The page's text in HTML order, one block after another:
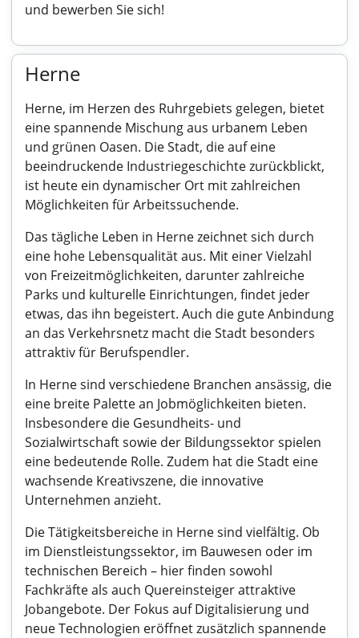
und bewerben Sie sich!
Herne
Herne, im Herzen des Ruhrgebiets gelegen, bietet
eine spannende Mischung aus urbanem Leben
und grünen Oasen. Die Stadt, die auf eine
beeindruckende Industriegeschichte zurückblickt,
ist heute ein dynamischer Ort mit zahlreichen
Möglichkeiten für Arbeitssuchende.
Das tägliche Leben in Herne zeichnet sich durch
eine hohe Lebensqualität aus. Mit einer Vielzahl
von Freizeitmöglichkeiten, darunter zahlreiche
Parks und kulturelle Einrichtungen, findet jeder
etwas, das ihn begeistert. Auch die gute Anbindung
an das Verkehrsnetz macht die Stadt besonders
attraktiv für Berufspendler.
In Herne sind verschiedene Branchen ansässig, die
eine breite Palette an Jobmöglichkeiten bieten.
Insbesondere die Gesundheits- und
Sozialwirtschaft sowie der Bildungssektor spielen
eine bedeutende Rolle. Zudem hat die Stadt eine
wachsende Kreativszene, die innovative
Unternehmen anzieht.
Die Tätigkeitsbereiche in Herne sind vielfältig. Ob
im Dienstleistungssektor, im Bauwesen oder im
technischen Bereich – hier finden sowohl
Fachkräfte als auch Quereinsteiger attraktive
Jobangebote. Der Fokus auf Digitalisierung und
neue Technologien eröffnet zusätzlich spannende